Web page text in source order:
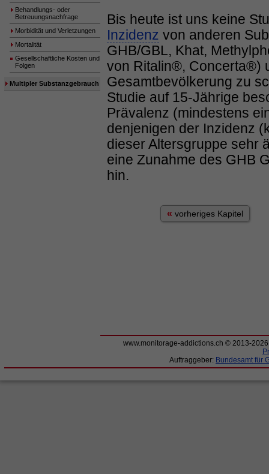
Behandlungs- oder
Betreuungsnachfrage
Morbidität und Verletzungen
Mortalität
Gesellschaftliche Kosten und
Folgen
Multipler Substanzgebrauch
Bis heute ist uns keine
Inzidenz von anderen
GHB/GBL, Khat,
von Ritalin®, Concerta®)
Gesamtbevölkerung zu
Studie auf 15-Jährige
Prävalenz (mindestens
denjenigen der Inzidenz
dieser Altersgruppe sehr
eine Zunahme des GHB
hin.
« vorheriges Kapitel
www.monitorage-addictions.ch © 2013-
Auftraggeber: Bundesamt für